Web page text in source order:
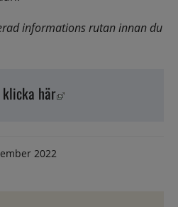
informations rutan innan du
här Länk till annan
2022